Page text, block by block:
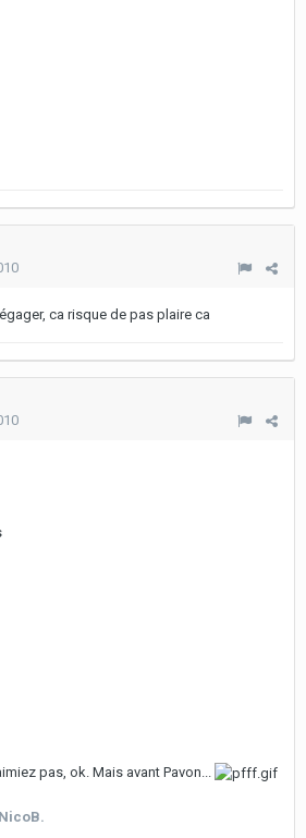
ca risque de pas plaire ca
pas, ok. Mais avant Pavon...